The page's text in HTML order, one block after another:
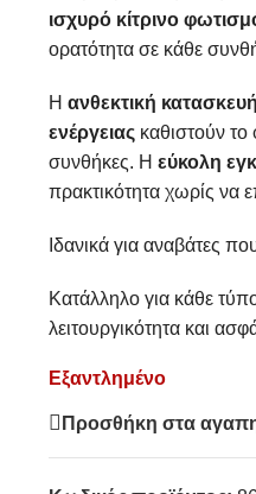
ισχυρό κίτρινο
ορατότητα σε κάθε
Η ανθεκτική κατασκευή
ενέργειας καθιστούν το
συνθήκες. Η εύκολη
πρακτικότητα χωρίς να
Ιδανικά για αναβάτες
Κατάλληλο για κάθε
λειτουργικότητα και
Εξαντλημένο
Προσθήκη στα